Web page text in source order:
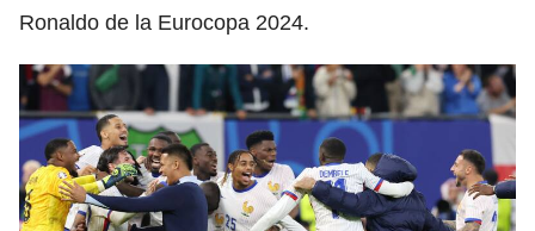
Ronaldo de la Eurocopa 2024.